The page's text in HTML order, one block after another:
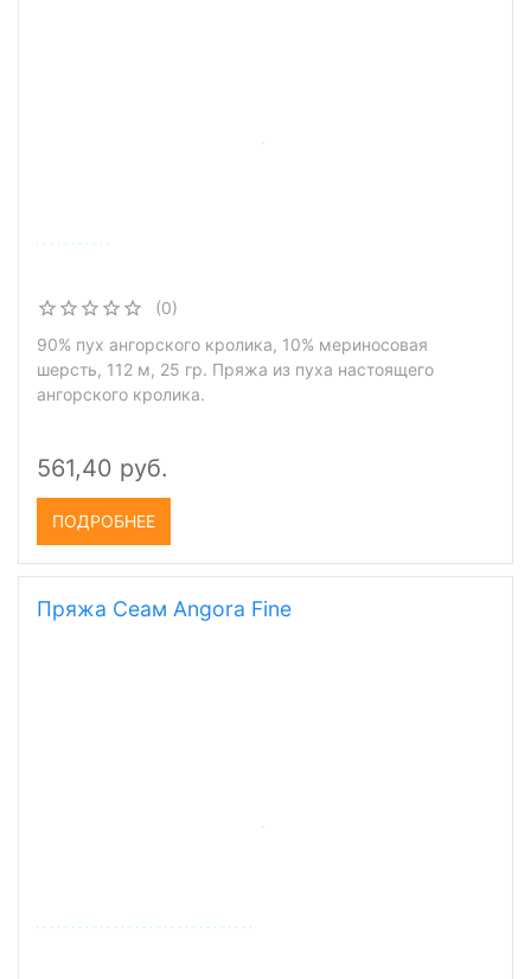
(0)
90% пух ангорского кролика, 10% мериносовая
шерсть, 112 м, 25 гр. Пряжа из пуха настоящего
ангорского кролика.
561,40 руб.
ПОДРОБНЕЕ
Пряжа Сеам Angora Fine